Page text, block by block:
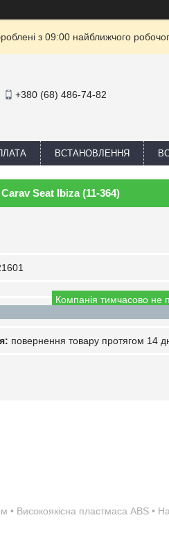
з 09:00 найближчого
+380 (68) 486-74-82
ВСТАНОВЛЕННЯ
Seat Ibiza (11-364)
Компанія тимчасово не
повернення товару протягом 14
• Високоякісна пластмаса ABS •